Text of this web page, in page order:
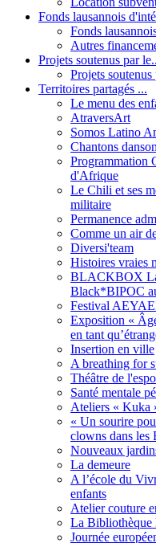
Fonds lausannois
Fonds
Autres
Projets soutenus par
Projets
Territoires partagés ...
Le menu des
AtraversArt
Somos Latino
Chantons
Programmation
d'Afrique
Le Chili et ses
militaire
Permanence
Comme un air
Diversi'team
Histoires vraies
BLACKBOX
Black*BIPOC
Festival
Exposition «
en tant
Insertion en ville
A breathing for
Théâtre de
Santé mentale
Ateliers « Kuka
« Un sourire
clowns dans les
Nouveaux
La demeure
A l’école du
enfants
Atelier couture
La Bibliothèque
Journée